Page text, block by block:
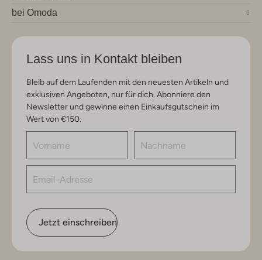
bei Omoda
Lass uns in Kontakt bleiben
Bleib auf dem Laufenden mit den neuesten Artikeln und
exklusiven Angeboten, nur für dich. Abonniere den
Newsletter und gewinne einen Einkaufsgutschein im
Wert von €150.
Jetzt einschreiben